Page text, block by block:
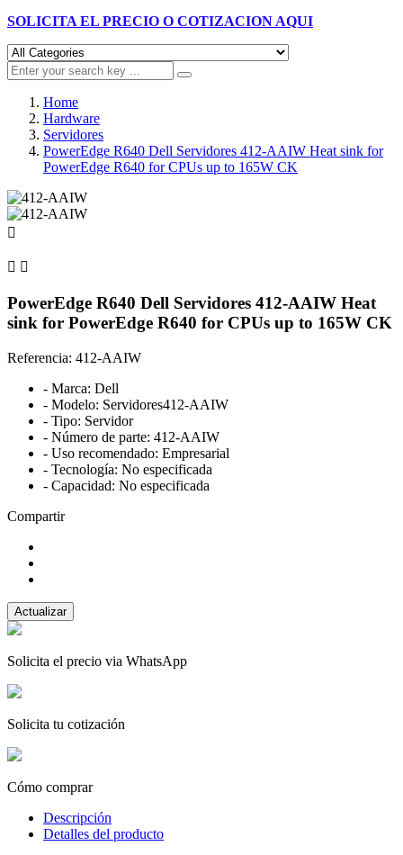
SOLICITA EL PRECIO O COTIZACION AQUI
Home
Hardware
Servidores
PowerEdge R640 Dell Servidores 412-AAIW Heat sink for
PowerEdge R640 for CPUs up to 165W CK

 
PowerEdge R640 Dell Servidores 412-AAIW Heat
sink for PowerEdge R640 for CPUs up to 165W CK
Referencia: 412-AAIW
- Marca: Dell
- Modelo: Servidores412-AAIW
- Tipo: Servidor
- Número de parte: 412-AAIW
- Uso recomendado: Empresarial
- Tecnología: No especificada
- Capacidad: No especificada
Compartir
Solicita el precio via WhatsApp
Solicita tu cotización
Cómo comprar
Descripción
Detalles del producto